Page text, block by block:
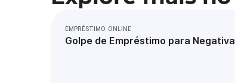
EMPRÉSTIMO ONLINE
Golpe de Empréstimo para